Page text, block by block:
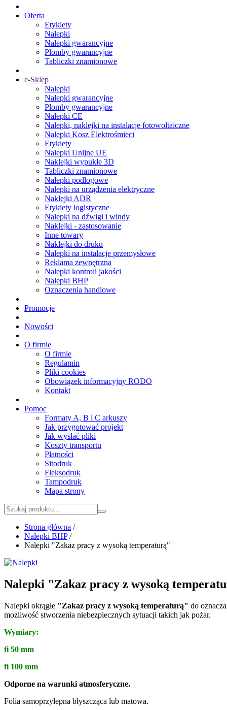
Oferta
Etykiety
Nalepki
Nalepki gwarancyjne
Plomby gwarancyjne
Tabliczki znamionowe
e-Sklep
Nalepki
Nalepki gwarancyjne
Plomby gwarancyjne
Nalepki CE
Nalepki, naklejki na instalacje fotowoltaiczne
Nalepki Kosz Elektrośmieci
Etykiety
Nalepki Unijne UE
Naklejki wypukłe 3D
Tabliczki znamionowe
Nalepki podłogowe
Nalepki na urządzenia elektryczne
Naklejki ADR
Etykiety logistyczne
Nalepki na dźwigi i windy
Naklejki - zastosowanie
Inne towary
Naklejki do druku
Nalepki na instalacje przemysłowe
Reklama zewnętrzna
Nalepki kontroli jakości
Nalepki BHP
Oznaczenia handlowe
Promocje
Nowości
O firmie
O firmie
Regulamin
Pliki cookies
Obowiązek informacyjny RODO
Kontakt
Pomoc
Formaty A, B i C arkuszy
Jak przygotować projekt
Jak wysłać pliki
Koszty transportu
Płatności
Sitodruk
Fleksodruk
Tampodruk
Mapa strony
Strona główna /
Nalepki BHP /
Nalepki "Zakaz pracy z wysoką temperaturą"
Nalepki "Zakaz pracy z wysoką
Nalepki okrągłe "Zakaz pracy z wysoką temperaturą" do
możliwość stworzenia niebezpiecznych sytuacji takich jak pożar.
Wymiary:
fi 50 mm
fi 100 mm
Odporne na warunki atmosferyczne.
Folia samoprzylepna błyszcząca lub matowa.